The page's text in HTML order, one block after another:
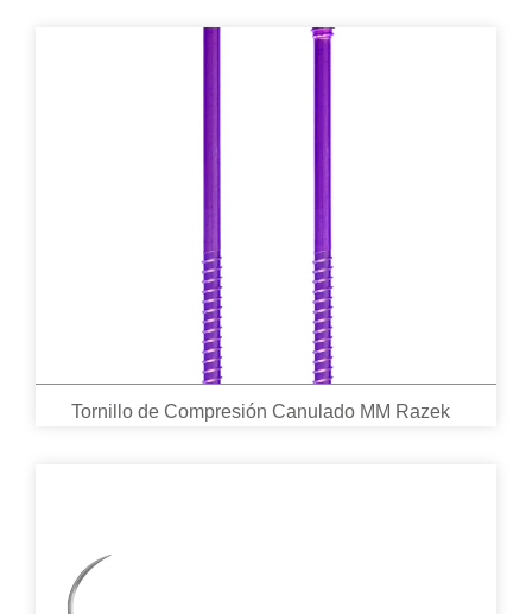
Tornillo de Compresión Canulado MM Razek